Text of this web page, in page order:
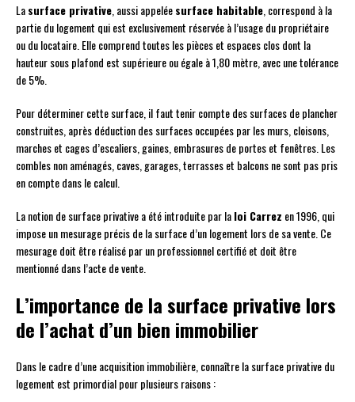
Lasurface privative , aussi appeléesurface habitable , correspond à la
partie du logement qui est exclusivement réservée à l’usage du propriétaire
ou du locataire. Elle comprend toutes les pièces et espaces clos dont la
hauteur sous plafond est supérieure ou égale à 1,80 mètre, avec une tolérance
de 5%.
Pour déterminer cette surface, il faut tenir compte des surfaces de plancher
construites, après déduction des surfaces occupées par les murs, cloisons,
marches et cages d’escaliers, gaines, embrasures de portes et fenêtres. Les
combles non aménagés, caves, garages, terrasses et balcons ne sont pas pris
en compte dans le calcul.
La notion de surface privative a été introduite par laloi Carrez en 1996, qui
impose un mesurage précis de la surface d’un logement lors de sa vente. Ce
mesurage doit être réalisé par un professionnel certifié et doit être
mentionné dans l’acte de vente.
L’importance de la surface privative lors
de l’achat d’un bien immobilier
Dans le cadre d’une acquisition immobilière, connaître la surface privative du
logement est primordial pour plusieurs raisons :